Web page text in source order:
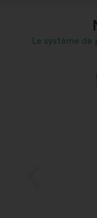
Le système